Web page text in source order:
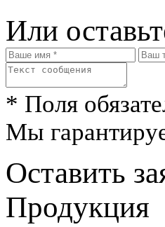
Или
* Поля
Мы
Оставить
Продукция